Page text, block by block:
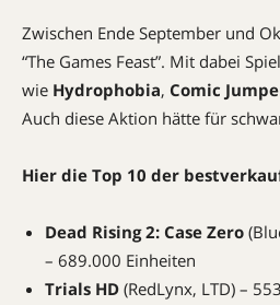
Zwischen Ende September und
“The Games Feast”. Mit dabei
wie Hydrophobia, Comic
Auch diese Aktion hätte für
Hier die Top 10 der
Dead Rising 2: Case Zero
– 689.000 Einheiten
Trials HD (RedLynx, LTD) –